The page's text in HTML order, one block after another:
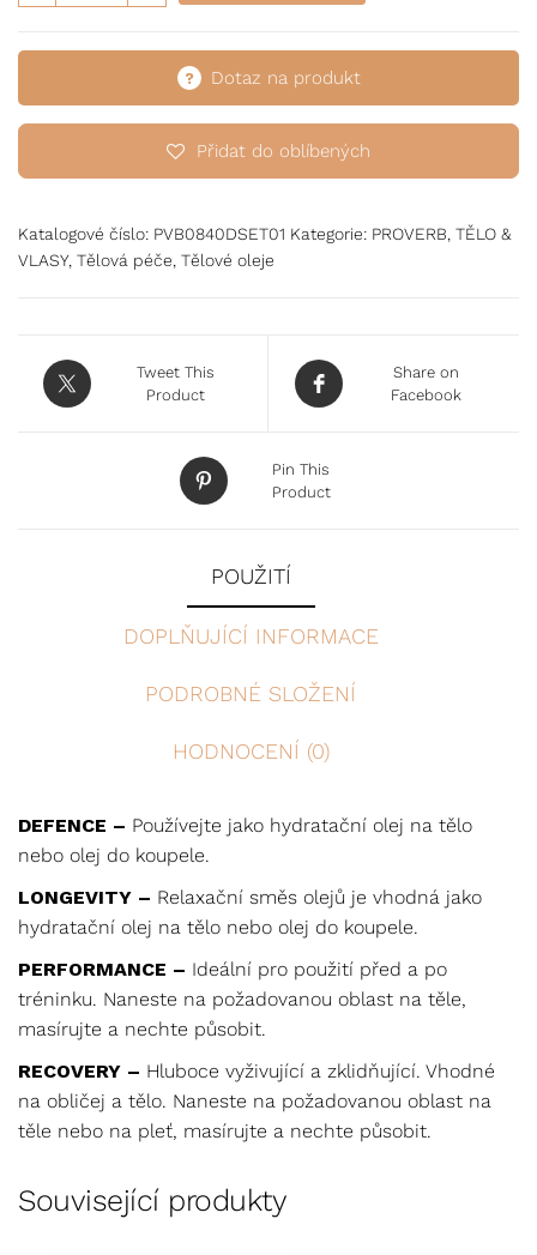
Dotaz na produkt
Přidat do oblíbených
Katalogové číslo: PVB0840DSET01 Kategorie: PROVERB, TĚLO &
VLASY, Tělová péče, Tělové oleje
Tweet This
Product
Share on
Facebook
Pin This
Product
POUŽITÍ
DOPLŇUJÍCÍ INFORMACE
PODROBNÉ SLOŽENÍ
HODNOCENÍ (0)
DEFENCE – Používejte jako hydratační olej na tělo
nebo olej do koupele.
LONGEVITY – Relaxační směs olejů je vhodná jako
hydratační olej na tělo nebo olej do koupele.
PERFORMANCE – Ideální pro použití před a po
tréninku. Naneste na požadovanou oblast na těle,
masírujte a nechte působit.
RECOVERY – Hluboce vyživující a zklidňující. Vhodné
na obličej a tělo. Naneste na požadovanou oblast na
těle nebo na pleť, masírujte a nechte působit.
Související produkty